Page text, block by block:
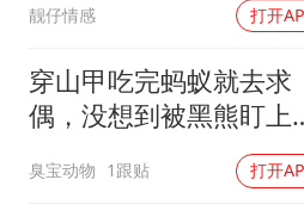
乐享全民
靓仔情感 打开
穿山甲吃完蚂蚁就去求
偶，没想到被黑熊盯上
臭宝动物 1跟贴 打开